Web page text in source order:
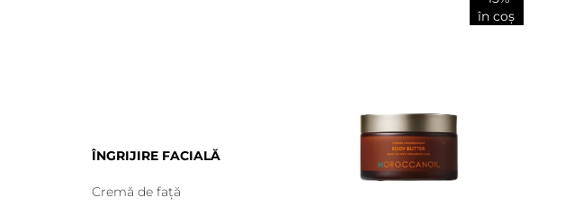
ÎNGRIJIRE FACIALĂ
Cremă de față
în coș